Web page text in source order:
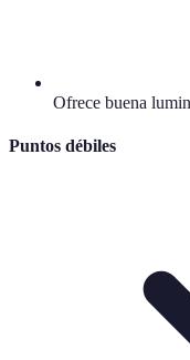
Ofrece buena
Puntos débiles